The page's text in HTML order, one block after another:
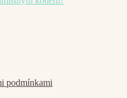
podmínkami